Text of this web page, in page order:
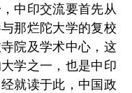
中印交流要首先从
那烂陀大学的复校
院及学术中心，这
学之一，也是中印
就读于此，中国政